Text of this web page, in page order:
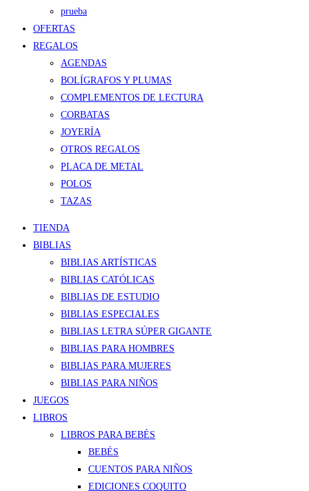
prueba
OFERTAS
REGALOS
AGENDAS
BOLÍGRAFOS Y PLUMAS
COMPLEMENTOS DE LECTURA
CORBATAS
JOYERÍA
OTROS REGALOS
PLACA DE METAL
POLOS
TAZAS
TIENDA
BIBLIAS
BIBLIAS ARTÍSTICAS
BIBLIAS CATÓLICAS
BIBLIAS DE ESTUDIO
BIBLIAS ESPECIALES
BIBLIAS LETRA SÚPER GIGANTE
BIBLIAS PARA HOMBRES
BIBLIAS PARA MUJERES
BIBLIAS PARA NIÑOS
JUEGOS
LIBROS
LIBROS PARA BEBÉS
BEBÉS
CUENTOS PARA NIÑOS
EDICIONES COQUITO